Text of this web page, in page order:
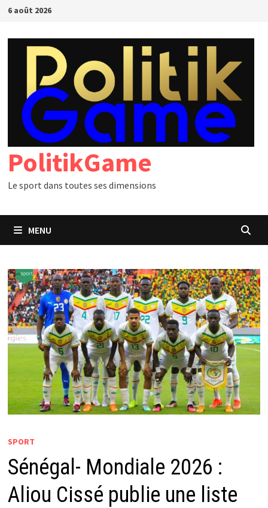
Passer
contenu
6 août 2026
PolitikGame
Le sport dans toutes ses dimensions
MENU
SPORT
Sénégal- Mondiale 2026 :
Aliou Cissé publie une liste